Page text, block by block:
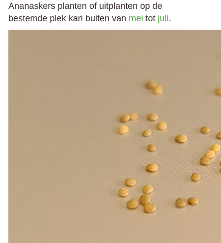
Ananaskers planten of uitplanten op de
bestemde plek kan buiten van mei tot juli.